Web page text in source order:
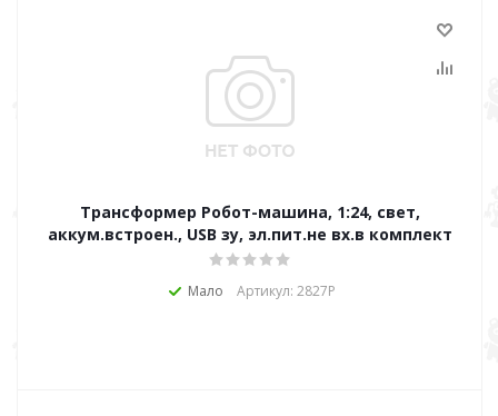
Трансформер Робот-машина, 1:24, свет,
аккум.встроен., USB зу, эл.пит.не вх.в комплект
Мало Артикул: 2827Р